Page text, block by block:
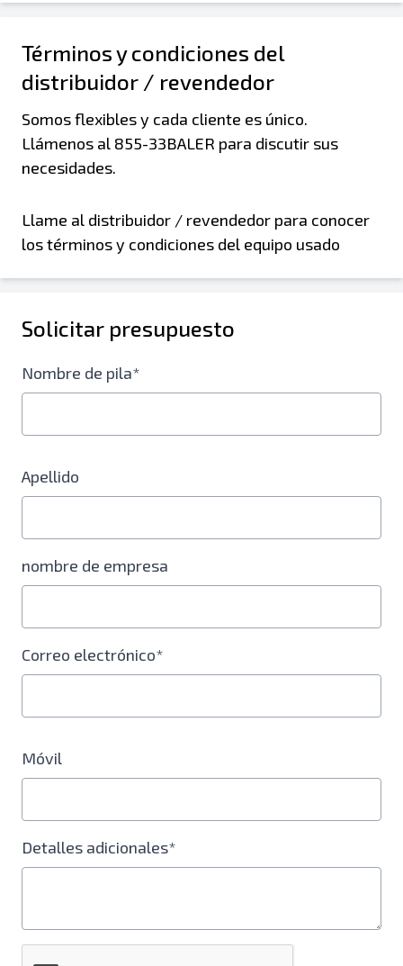
Términos y condiciones del
distribuidor / revendedor
Somos flexibles y cada cliente es único.
Llámenos al 855-33BALER para discutir sus
necesidades.
Llame al distribuidor / revendedor para conocer
los términos y condiciones del equipo usado
Solicitar presupuesto
Nombre de pila*
Apellido
nombre de empresa
Correo electrónico*
Móvil
Detalles adicionales*